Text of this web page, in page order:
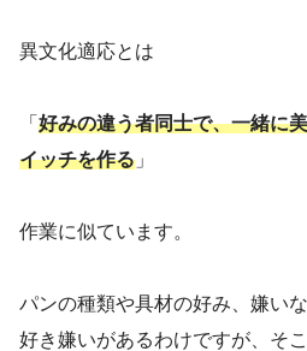
異文化適応とは
「 好みの違う者同士で、一緒に
イッチを作る 」
作業に似ています。
パンの種類や具材の好み、嫌い
好き嫌いがあるわけですが、そ